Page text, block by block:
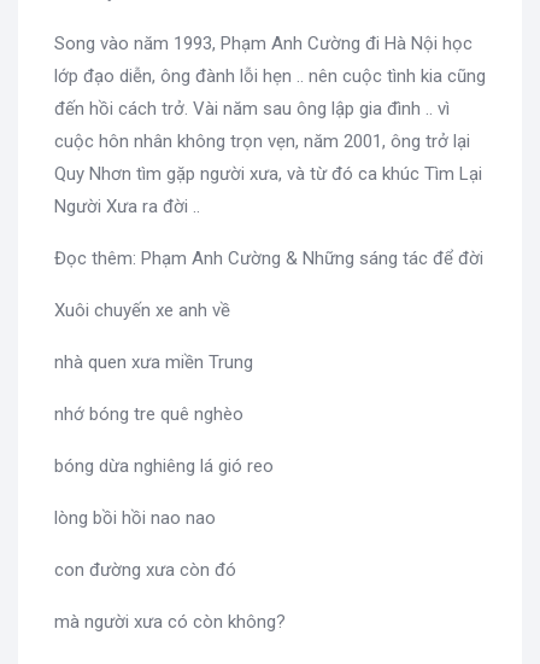
Song vào năm 1993, Phạm Anh Cường đi Hà Nội học
lớp đạo diễn, ông đành lỗi hẹn .. nên cuộc tình kia cũng
đến hồi cách trở. Vài năm sau ông lập gia đình .. vì
cuộc hôn nhân không trọn vẹn, năm 2001, ông trở lại
Quy Nhơn tìm gặp người xưa, và từ đó ca khúc Tìm Lại
Người Xưa ra đời ..
Đọc thêm: Phạm Anh Cường & Những sáng tác để đời
Xuôi chuyến xe anh về
nhà quen xưa miền Trung
nhớ bóng tre quê nghèo
bóng dừa nghiêng lá gió reo
lòng bồi hồi nao nao
con đường xưa còn đó
mà người xưa có còn không?